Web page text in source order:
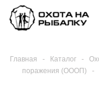
Главная - Каталог -
поражения (ОООП)
-